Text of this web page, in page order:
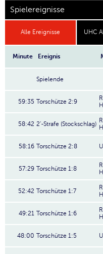
Spielereignisse
Alle Ereignisse UHC
Minute Ereignis
Spielende
59:35 Torschütze 2:9
58:42 2'-Strafe (Stockschlag)
58:16 Torschütze 2:8
57:29 Torschütze 1:8
52:42 Torschütze 1:7
49:21 Torschütze 1:6
48:00 Torschütze 1:5